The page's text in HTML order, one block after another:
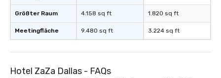
Größter Raum
Meetingfläche
4.158 sq ft
9.480 sq ft
1.820 sq ft
3.224 sq ft
Hotel ZaZa Dallas - FAQs